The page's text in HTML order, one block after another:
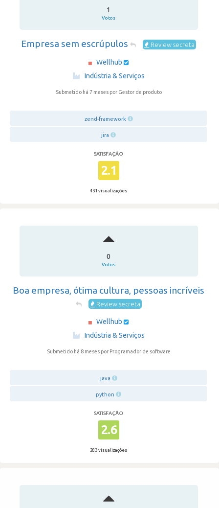
1
Votos
Empresa sem escrúpulos Review secreta
Wellhub
Indústria & Serviços
Submetido há 7 meses por Gestor de produto
zend-framework
jira
SATISFAÇÃO
2.1
431 visualizações
0
Votos
Boa empresa, ótima cultura, pessoas incríveis
Review secreta
Wellhub
Indústria & Serviços
Submetido há 8 meses por Programador de software
java
python
SATISFAÇÃO
2.6
283 visualizações